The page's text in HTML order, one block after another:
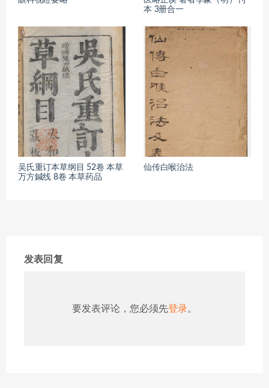
本 3册合一
吴氏重订本草纲目 52卷 本草
万方鍼线 8卷 本草药品
仙传白喉治法
发表回复
要发表评论，您必须先登录。